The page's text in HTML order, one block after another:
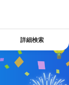
詳細検索